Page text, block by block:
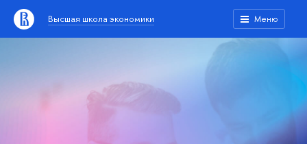
Высшая школа экономики Меню